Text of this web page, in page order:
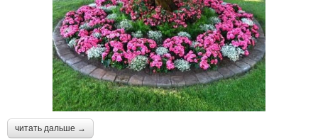
читать дальше →